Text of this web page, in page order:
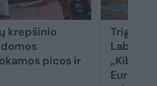
krepšinio
picos ir
Trigubą